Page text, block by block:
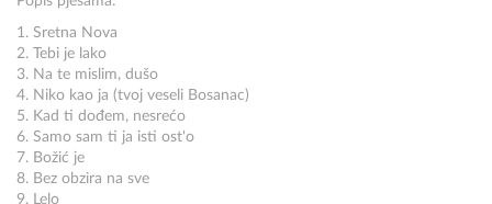
1. Sretna Nova
2. Tebi je lako
3. Na te mislim, dušo
4. Niko kao ja (tvoj veseli Bosanac)
5. Kad ti dođem, nesrećo
6. Samo sam ti ja isti ost'o
7. Božić je
8. Bez obzira na sve
9. Lelo